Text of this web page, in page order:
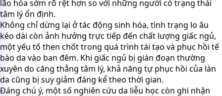
lão hóa sớm rõ rệt hơn so với những người có trạng thái
tâm lý ổn định.
Không chỉ dừng lại ở tác động sinh hóa, tình trạng lo âu
kéo dài còn ảnh hưởng trực tiếp đến chất lượng giấc ngủ,
một yếu tố then chốt trong quá trình tái tạo và phục hồi tế
bào da vào ban đêm. Khi giấc ngủ bị gián đoạn thường
xuyên do căng thẳng tâm lý, khả năng tự phục hồi của làn
da cũng bị suy giảm đáng kể theo thời gian.
Đáng chú ý, một số nghiên cứu da liễu học còn ghi nhận